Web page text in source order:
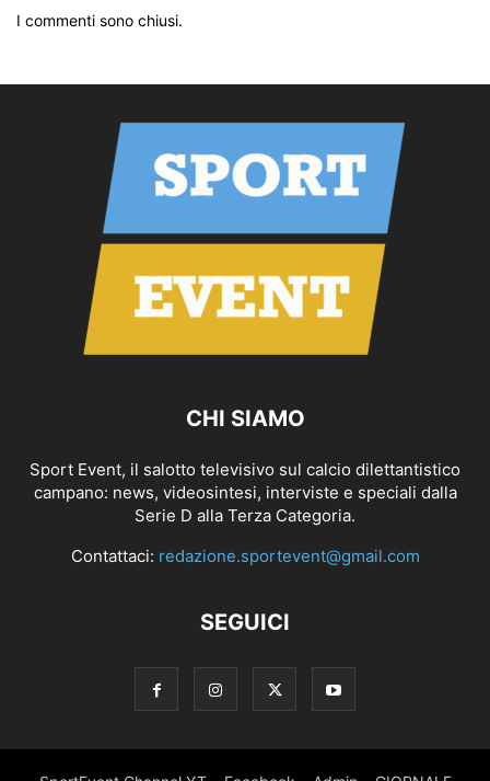
I commenti sono chiusi.
CHI SIAMO
Sport Event, il salotto televisivo sul calcio dilettantistico
campano: news, videosintesi, interviste e speciali dalla
Serie D alla Terza Categoria.
Contattaci: redazione.sportevent@gmail.com
SEGUICI